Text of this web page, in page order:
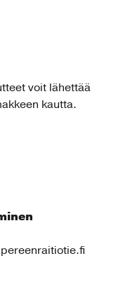
voit lähettää
kautta.